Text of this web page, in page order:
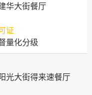
华大街餐厅
证
量化分级
光大街得来速餐厅